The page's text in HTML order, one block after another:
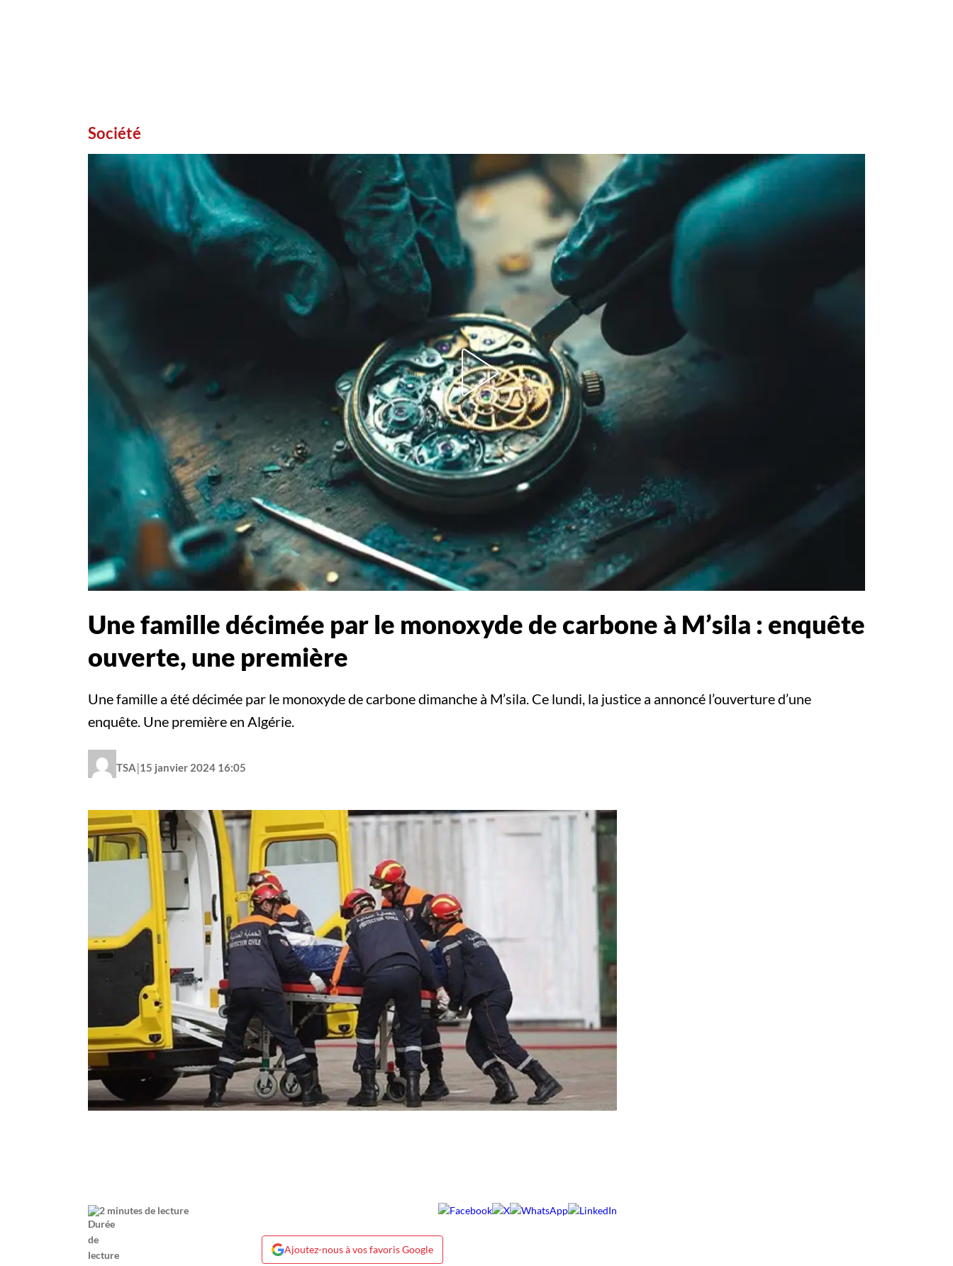
Société
Une famille décimée par le monoxyde de carbone à M’sila : enquête
ouverte, une première
Une famille a été décimée par le monoxyde de carbone dimanche à M’sila. Ce lundi, la justice a annoncé l’ouverture d’une
enquête. Une première en Algérie.
TSA|15 janvier 2024 16:05
2 minutes de lecture
Ajoutez-nous à vos favoris Google